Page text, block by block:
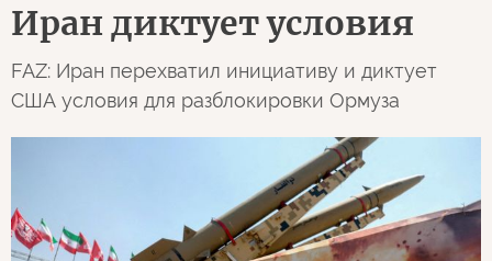
Иран диктует условия
FAZ: Иран перехватил инициативу и диктует
США условия для разблокировки Ормуза